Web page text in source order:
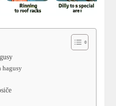
hagusy